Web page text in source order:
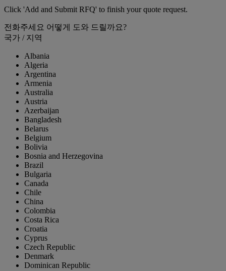
Click 'Add and Submit RFQ' to finish your quote request.
전화주세요 어떻게 도와 드릴까요?
국가 / 지역
Albania
Algeria
Argentina
Armenia
Australia
Austria
Azerbaijan
Bangladesh
Belarus
Belgium
Bolivia
Bosnia and Herzegovina
Brazil
Bulgaria
Canada
Chile
China
Colombia
Costa Rica
Croatia
Cyprus
Czech Republic
Denmark
Dominican Republic